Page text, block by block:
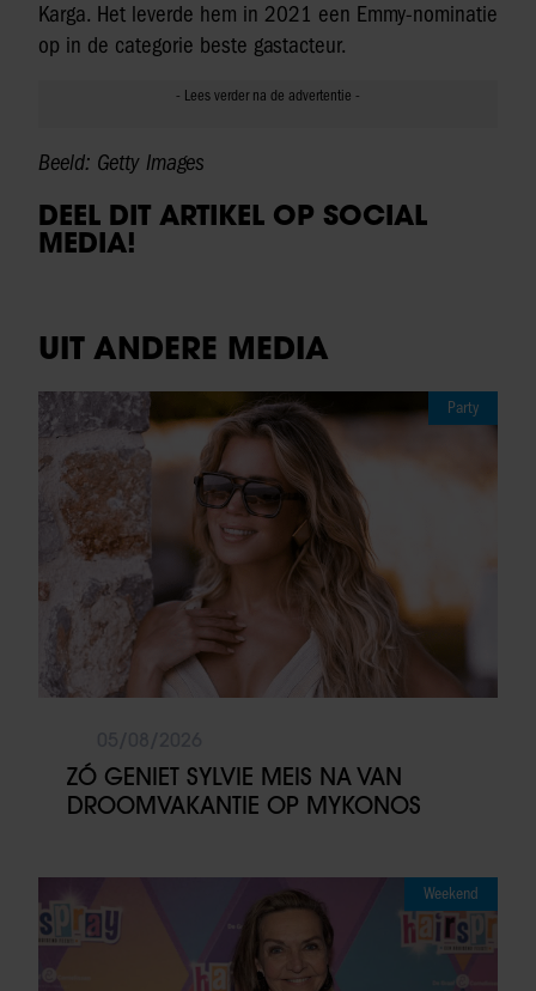
Karga. Het leverde hem in 2021 een Emmy-nominatie
op in de categorie beste gastacteur.
Beeld: Getty Images
DEEL DIT ARTIKEL OP SOCIAL
MEDIA!
UIT ANDERE MEDIA
Party
ZÓ GENIET SYLVIE MEIS NA VAN
DROOMVAKANTIE OP MYKONOS
Weekend